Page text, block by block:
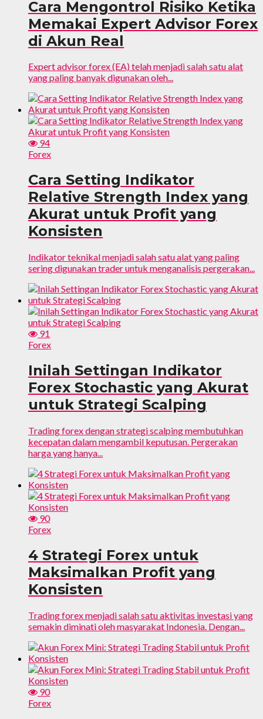
Cara Mengontrol Risiko Ketika
Memakai Expert Advisor Forex
di Akun Real
Expert advisor forex (EA) telah menjadi salah satu alat
yang paling banyak digunakan oleh...
94
Forex
Cara Setting Indikator
Relative Strength Index yang
Akurat untuk Profit yang
Konsisten
Indikator teknikal menjadi salah satu alat yang paling
sering digunakan trader untuk menganalisis pergerakan...
91
Forex
Inilah Settingan Indikator
Forex Stochastic yang Akurat
untuk Strategi Scalping
Trading forex dengan strategi scalping membutuhkan
kecepatan dalam mengambil keputusan. Pergerakan
harga yang hanya...
90
Forex
4 Strategi Forex untuk
Maksimalkan Profit yang
Konsisten
Trading forex menjadi salah satu aktivitas investasi yang
semakin diminati oleh masyarakat Indonesia. Dengan...
90
Forex